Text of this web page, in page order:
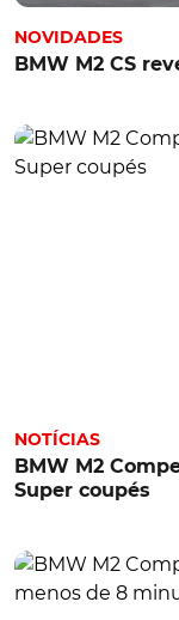
NOVIDADES
BMW M2 CS
NOTÍCIAS
BMW M2
Super coupés